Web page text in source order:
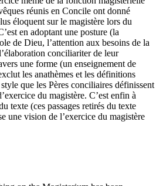
réunis en Concile ont donné
éloquent sur le magistère lors du
en adoptant une posture (la
de Dieu, l’attention aux besoins de la
conciliariter de leur
une forme (un enseignement de
les anathèmes et les définitions
que les Pères conciliaires définissent
du magistère. C’est enfin à
texte (ces passages retirés du texte
une vision de l’exercice du magistère